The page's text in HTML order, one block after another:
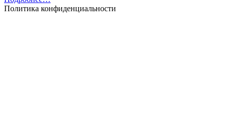
Политика конфиденциальности